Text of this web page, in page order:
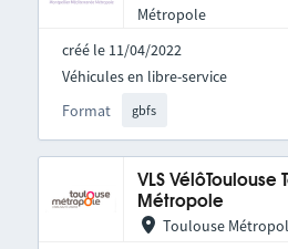
Métropole
créé le 11/04/2022
Format gbfs
Véhicules en libre-service
VLS VélôToulouse
Métropole
Toulouse